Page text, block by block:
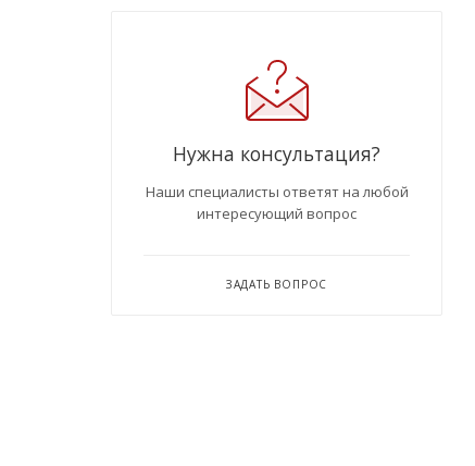
Нужна консультация?
Наши специалисты ответят на любой
интересующий вопрос
ЗАДАТЬ ВОПРОС